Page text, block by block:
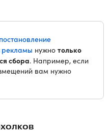
постановление
рекламы нужно только
сбора. Например, если
вам нужно